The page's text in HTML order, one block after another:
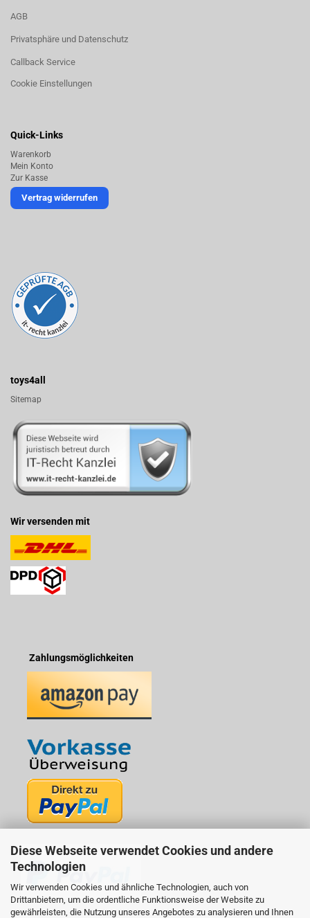
Diese Webseite verwendet Cookies und andere
Technologien
Wir verwenden Cookies und ähnliche Technologien, auch von
Drittanbietern, um die ordentliche Funktionsweise der Website zu
gewährleisten, die Nutzung unseres Angebotes zu analysieren und Ihnen
AGB
Privatsphäre und Datenschutz
Callback Service
Cookie Einstellungen
Quick-Links
Warenkorb
Mein Konto
Zur Kasse
Vertrag widerrufen
toys4all
Sitemap
Wir versenden mit
Zahlungsmöglichkeiten